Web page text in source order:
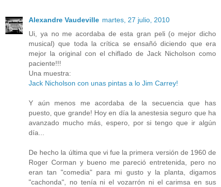
Alexandre Vaudeville martes, 27 julio, 2010
Ui, ya no me acordaba de esta gran peli (o mejor dicho
musical) que toda la crítica se ensañó diciendo que era
mejor la original con el chiflado de Jack Nicholson como
paciente!!!
Una muestra:
Jack Nicholson con unas pintas a lo Jim Carrey!
Y aún menos me acordaba de la secuencia que has
puesto, que grande! Hoy en día la anestesia seguro que ha
avanzado mucho más, espero, por si tengo que ir algún
día...
De hecho la última que vi fue la primera versión de 1960 de
Roger Corman y bueno me pareció entretenida, pero no
eran tan "comedia" para mi gusto y la planta, digamos
"cachonda", no tenía ni el vozarrón ni el carimsa en sus